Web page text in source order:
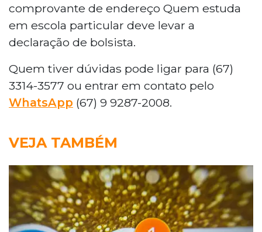
comprovante de endereço Quem estuda
em escola particular deve levar a
declaração de bolsista.
Quem tiver dúvidas pode ligar para (67)
3314-3577 ou entrar em contato pelo
WhatsApp (67) 9 9287-2008.
VEJA TAMBÉM